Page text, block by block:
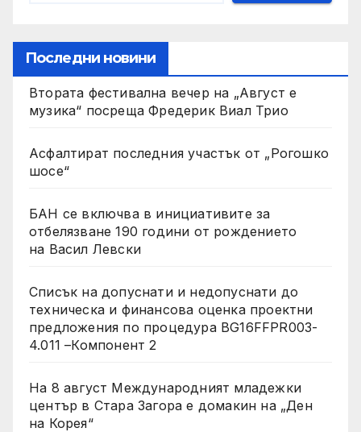
Последни новини
Втората фестивална вечер на „Август е
музика“ посреща Фредерик Виал Трио
Асфалтират последния участък от „Рогошко
шосе“
БАН се включва в инициативите за
отбелязване 190 години от рождението
на Васил Левски
Списък на допуснати и недопуснати до
техническа и финансова оценка проектни
предложения по процедура BG16FFPR003-
4.011 –Компонент 2
На 8 август Международният младежки
център в Стара Загора е домакин на „Ден
на Корея“